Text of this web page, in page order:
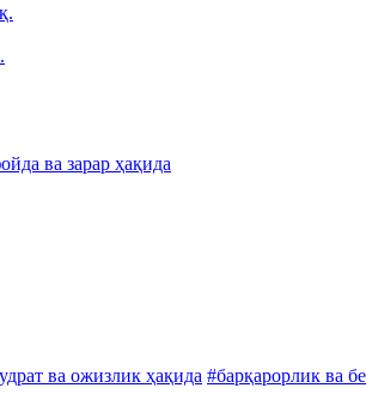
ва зарар ҳақида
ва ожизлик ҳақида #барқарорлик ва